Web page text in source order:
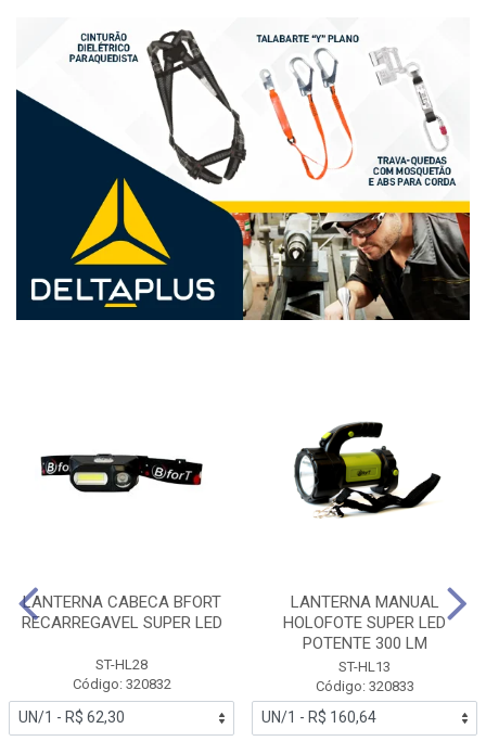
LANTERNA CABECA BFORT
RECARREGAVEL SUPER LED
ST-HL28
Código: 320832
LANTERNA MANUAL
HOLOFOTE SUPER LED
POTENTE 300 LM
ST-HL13
Código: 320833